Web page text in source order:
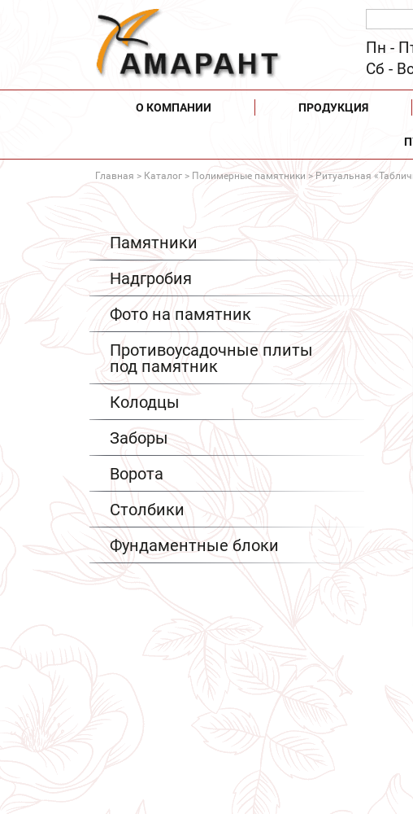
Пн -
Сб -
О КОМПАНИИ ПРОДУКЦИЯ
Главная > Каталог > Полимерные памятники > Ритуальная
Памятники
Надгробия
Фото на памятник
Противоусадочные плиты
под памятник
Колодцы
Заборы
Ворота
Столбики
Фундаментные блоки